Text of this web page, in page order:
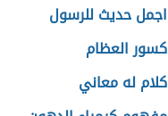
اجمل حديث للرسول
كسور العظام
كلام له معاني